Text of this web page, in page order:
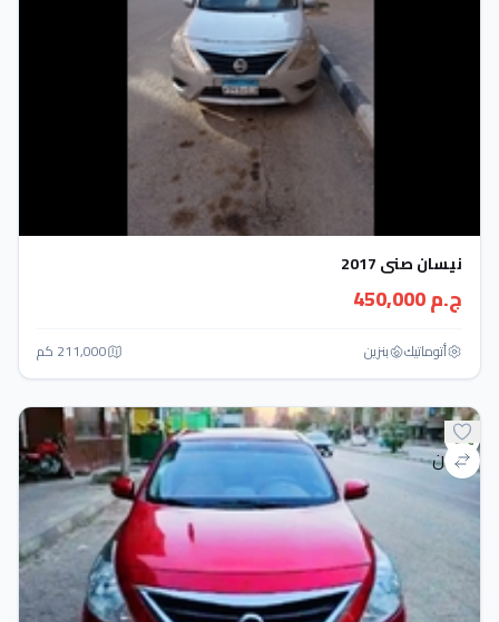
نيسان صنى 2017
ج.م 450,000
أتوماتيك‎ بنزين 211,000 كم